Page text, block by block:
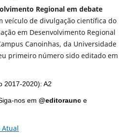
Regional em debate
veículo de divulgação científica do
em Desenvolvimento Regional
Canoinhas, da Universidade
primeiro número sido editado em
2017-2020): A2
-nos em @editoraunce
Atual